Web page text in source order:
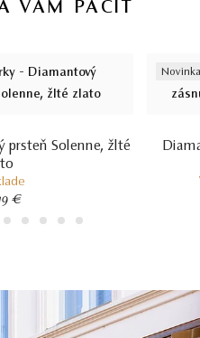
VÁM PÁČIŤ
prsteň Solenne, žlté
€
Novinka
6 7 8 9 10